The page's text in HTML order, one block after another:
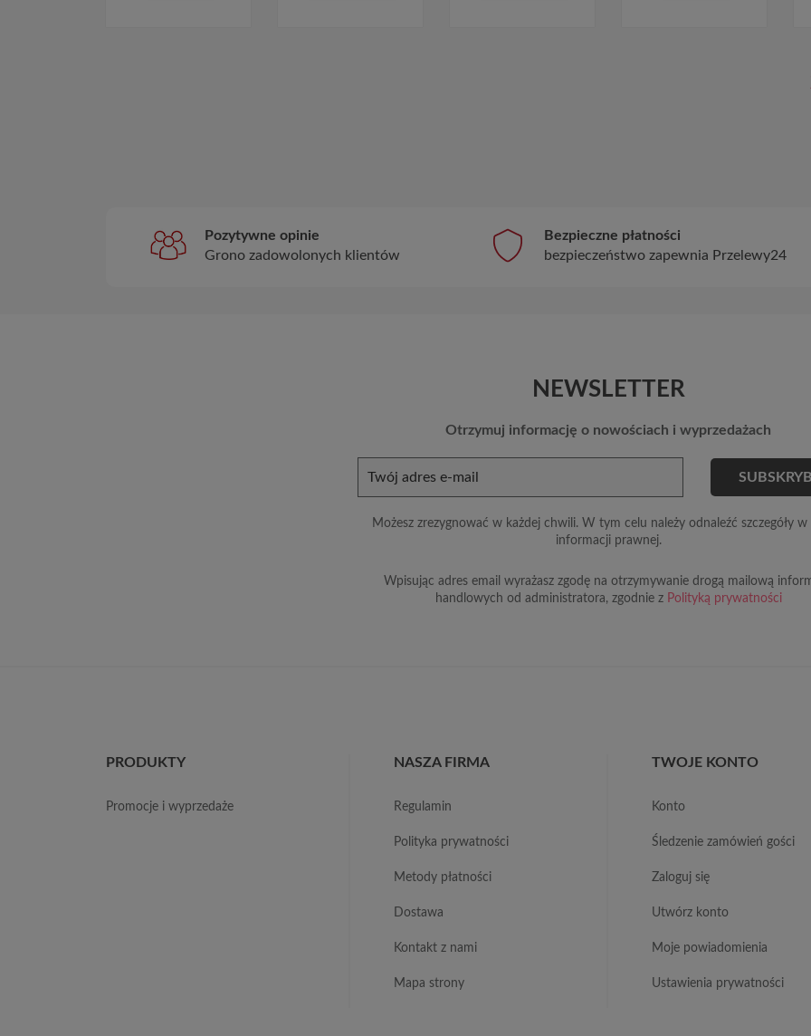
Pozytywne opinie
Grono zadowolonych klientów
Bezpieczne płatności
bezpieczeństwo zapewnia Przelewy24
NEWSLETTER
Otrzymuj informację o nowościach i wyprzedażach
Możesz zrezygnować w każdej chwili. W tym celu należy odnaleźć szczegóły w
informacji prawnej.
Wpisując adres email wyrażasz zgodę na otrzymywanie drogą mailową
handlowych od administratora, zgodnie z Polityką prywatności
PRODUKTY
promocje i wyprzedaże
NASZA FIRMA
regulamin
polityka prywatności
metody płatności
dostawa
kontakt z nami
mapa strony
TWOJE KONTO
konto
śledzenie zamówień gości
zaloguj się
utwórz konto
moje powiadomienia
ustawienia prywatności